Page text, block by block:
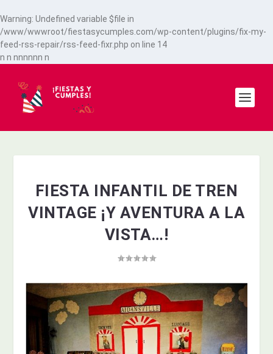
Warning: Undefined variable $file in
/www/wwwroot/fiestasycumples.com/wp-content/plugins/fix-my-
feed-rss-repair/rss-feed-fixr.php on line 14
n n nnnnnn n
FIESTA INFANTIL DE TREN
VINTAGE ¡Y AVENTURA A LA
VISTA…!